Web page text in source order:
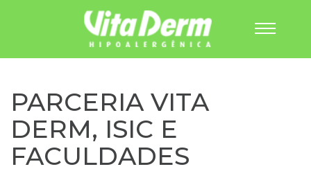
Pular
conteúdo
PARCERIA VITA
DERM, ISIC E
FACULDADES